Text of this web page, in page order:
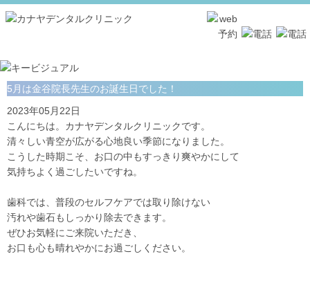
5月は金谷院長先生のお誕生日でした！
2023年05月22日
こんにちは。カナヤデンタルクリニックです。
清々しい青空が広がる心地良い季節になりました。
こうした時期こそ、お口の中もすっきり爽やかにして
気持ちよく過ごしたいですね。
歯科では、普段のセルフケアでは取り除けない
汚れや歯石もしっかり除去できます。
ぜひお気軽にご来院いただき、
お口も心も晴れやかにお過ごしください。